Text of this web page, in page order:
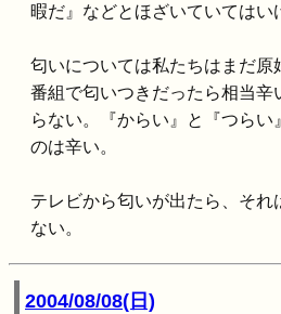
暇だ』などとほざいていてはい
匂いについては私たちはまだ原
番組で匂いつきだったら相当辛
らない。『からい』と『つらい
のは辛い。
テレビから匂いが出たら、それ
ない。
2004/08/08(日)